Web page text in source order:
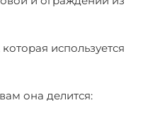
используется
она делится: